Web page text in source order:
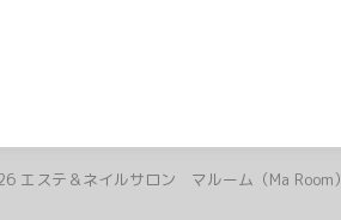
エステ＆ネイルサロン マルーム（Ma Room）